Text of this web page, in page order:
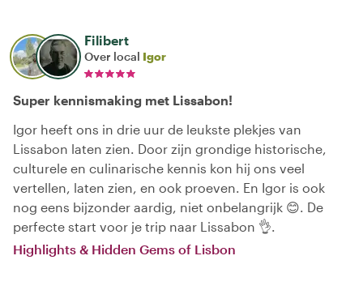
Filibert
Over local Igor
Super kennismaking met Lissabon!
Igor heeft ons in drie uur de leukste plekjes van
Lissabon laten zien. Door zijn grondige historische,
culturele en culinarische kennis kon hij ons veel
vertellen, laten zien, en ook proeven. En Igor is ook
nog eens bijzonder aardig, niet onbelangrijk 😊. De
perfecte start voor je trip naar Lissabon 👌.
Highlights & Hidden Gems of Lisbon